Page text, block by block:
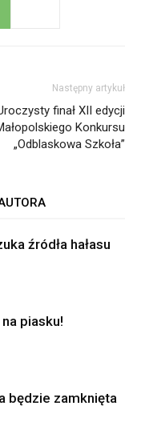
Następny artykuł
finał XII edycji
Konkursu
„Odblaskowa Szkoła”
źródła hałasu
piasku!
będzie zamknięta